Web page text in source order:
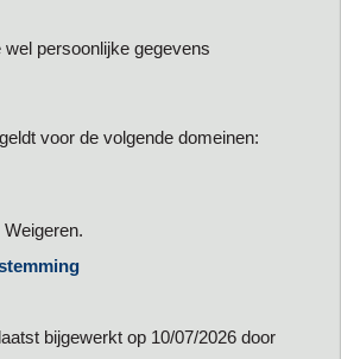
wel persoonlijke gegevens
voor de volgende domeinen:
bijgewerkt op 10/07/2026 door